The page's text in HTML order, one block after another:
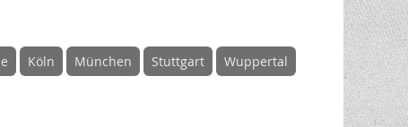
Köln München Stuttgart Wuppertal